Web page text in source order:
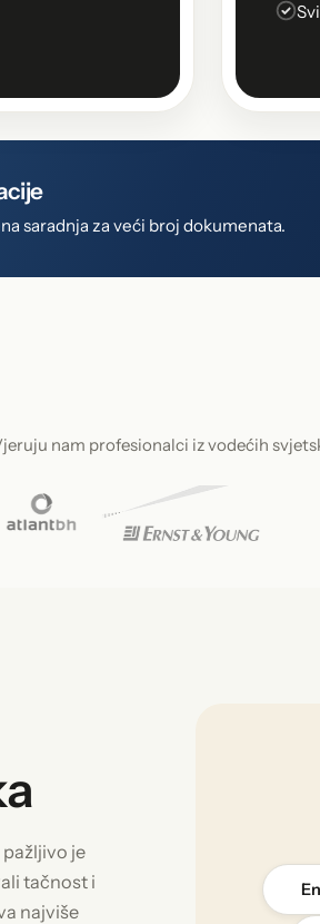
saradnja za veći broj dokumenata.
nam profesionalci iz vodećih
je
tačnost i
najviše